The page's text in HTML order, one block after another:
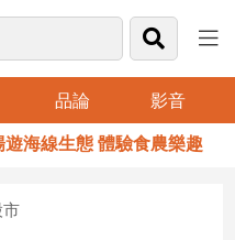
品論 影音
生態 體驗食農樂趣
市